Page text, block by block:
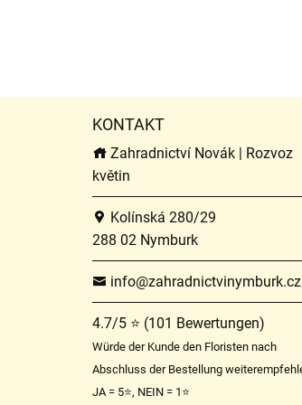
KONTAKT
Zahradnictví Novák | Rozvoz
květin
Kolínská 280/29
288 02 Nymburk
info@zahradnictvinymburk.cz
4.7/5 ⭐ (101 Bewertungen)
Würde der Kunde den Floristen nach
Abschluss der Bestellung
JA = 5⭐, NEIN = 1⭐